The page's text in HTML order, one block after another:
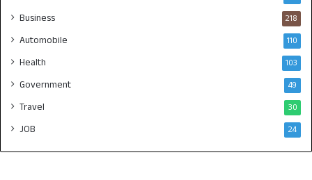
Business 218
Automobile 110
Health 103
Government 49
Travel 30
JOB 24